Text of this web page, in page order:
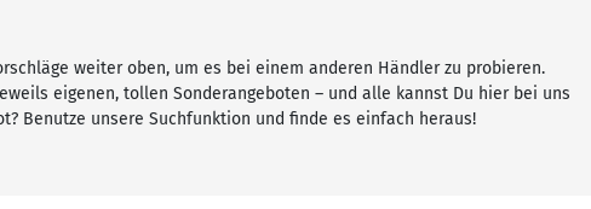
weiter oben, um es bei einem anderen Händler zu probieren.
eigenen, tollen Sonderangeboten – und alle kannst Du hier bei uns
Benutze unsere Suchfunktion und finde es einfach heraus!